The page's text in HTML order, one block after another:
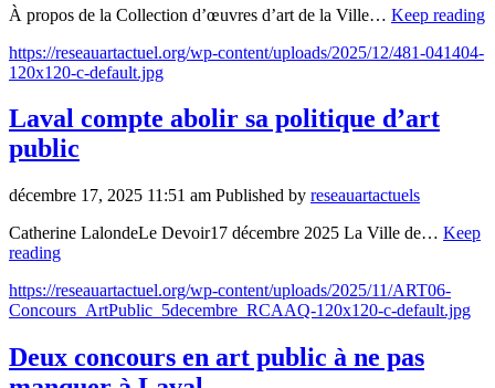
À propos de la Collection d’œuvres d’art de la Ville… Keep reading
https://reseauartactuel.org/wp-content/uploads/2025/12/481-041404-
120x120-c-default.jpg
Laval compte abolir sa politique d’art
public
décembre 17, 2025 11:51 am Published by reseauartactuels
Catherine LalondeLe Devoir17 décembre 2025 La Ville de… Keep
reading
https://reseauartactuel.org/wp-content/uploads/2025/11/ART06-
Concours_ArtPublic_5decembre_RCAAQ-120x120-c-default.jpg
Deux concours en art public à ne pas